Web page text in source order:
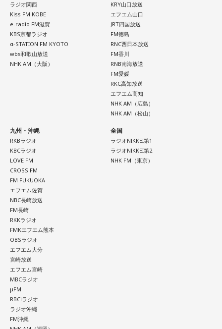
日々の暮らしを少し前向きにするヒントとして、2026年8月8
日の「寅の日」を過ごしてみてはいかがでしょうか。
なお、これらは古くから伝わる暦の考え方であり、運気の上
昇や成果を保証するものではありません。自分の予定やライ
フスタイルに合わせて、無理のない範囲で取り入れるとよい
でしょう。
■令和8年8月8日の「8」が並ぶ日に注目が集まる理由
2026年8月8日は、「令和8年8月8日」と「8」が並ぶ印象的
まれており、開店日や記念日、イベントの開催日として選ば
れることもあります。
ただし、「8」が並ぶこと自体が暦上の吉日を意味するわけで
はありません。
2026年8月8日は、こうした縁起の良いイメージに加え、「寅
の日」が重なることから、例年以上に注目を集める可能性が
ある1日といえるでしょう。
■「寅の日」をきっかけに、新しい一歩を踏み出してみよう
2026年8月8日は、寅の日と先勝が重なる開運日です。さら
に、「令和8年8月8日」と「8」が並ぶ覚えやすい日付である
ことから、縁起を意識する人にとっても印象深い一日となり
そうです。
一方で、暦は古くから受け継がれてきた考え方の一つであ
番組Webサイト：
https://www.tfm.co.jp/lock/
番組公式X：
ラジオ関西
Kiss FM KOBE
e-radio FM滋賀
KBS京都ラジオ
α-STATION FM KYOTO
wbs和歌山放送
NHK AM（大阪）
KRY山口放送
エフエム山口
JRT四国放送
FM徳島
RNC西日本放送
FM香川
RNB南海放送
FM愛媛
RKC高知放送
エフエム高知
NHK AM（広島）
NHK AM（松山）
九州・沖縄
RKBラジオ
KBCラジオ
LOVE FM
CROSS FM
FM FUKUOKA
エフエム佐賀
NBC長崎放送
FM長崎
RKKラジオ
FMKエフエム熊本
OBSラジオ
エフエム大分
宮崎放送
エフエム宮崎
MBCラジオ
μFM
RBCiラジオ
ラジオ沖縄
FM沖縄
全国
ラジオNIKKEI第1
ラジオNIKKEI第2
NHK FM（東京）